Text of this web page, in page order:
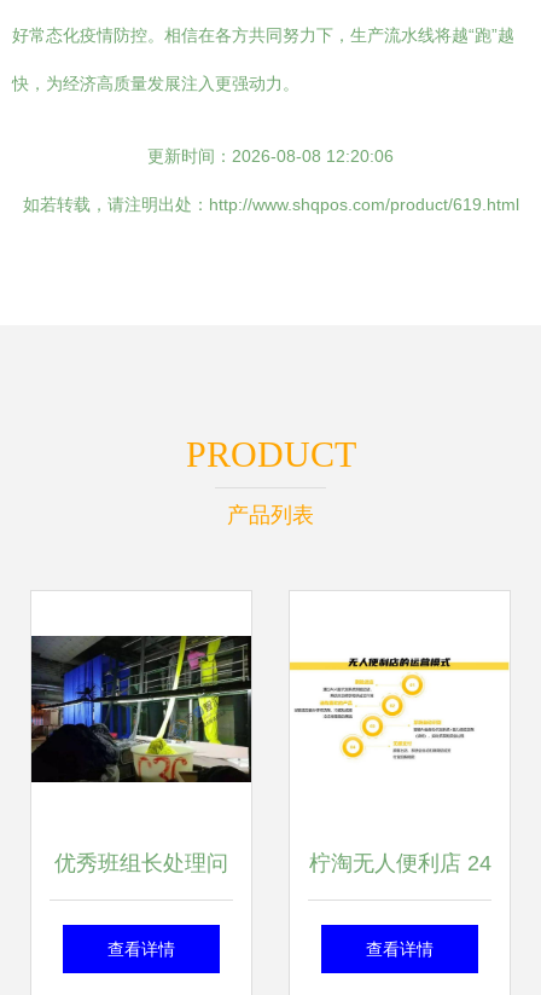
好常态化疫情防控。相信在各方共同努力下，生产流水线将越“跑”越
快，为经济高质量发展注入更强动力。
更新时间：2026-08-08 12:20:06
如若转载，请注明出处：http://www.shqpos.com/product/619.html
PRODUCT
产品列表
优秀班组长处理问
题的十大运营技巧
查看详情
柠淘无人便利店 24
小时无休的智能副
查看详情